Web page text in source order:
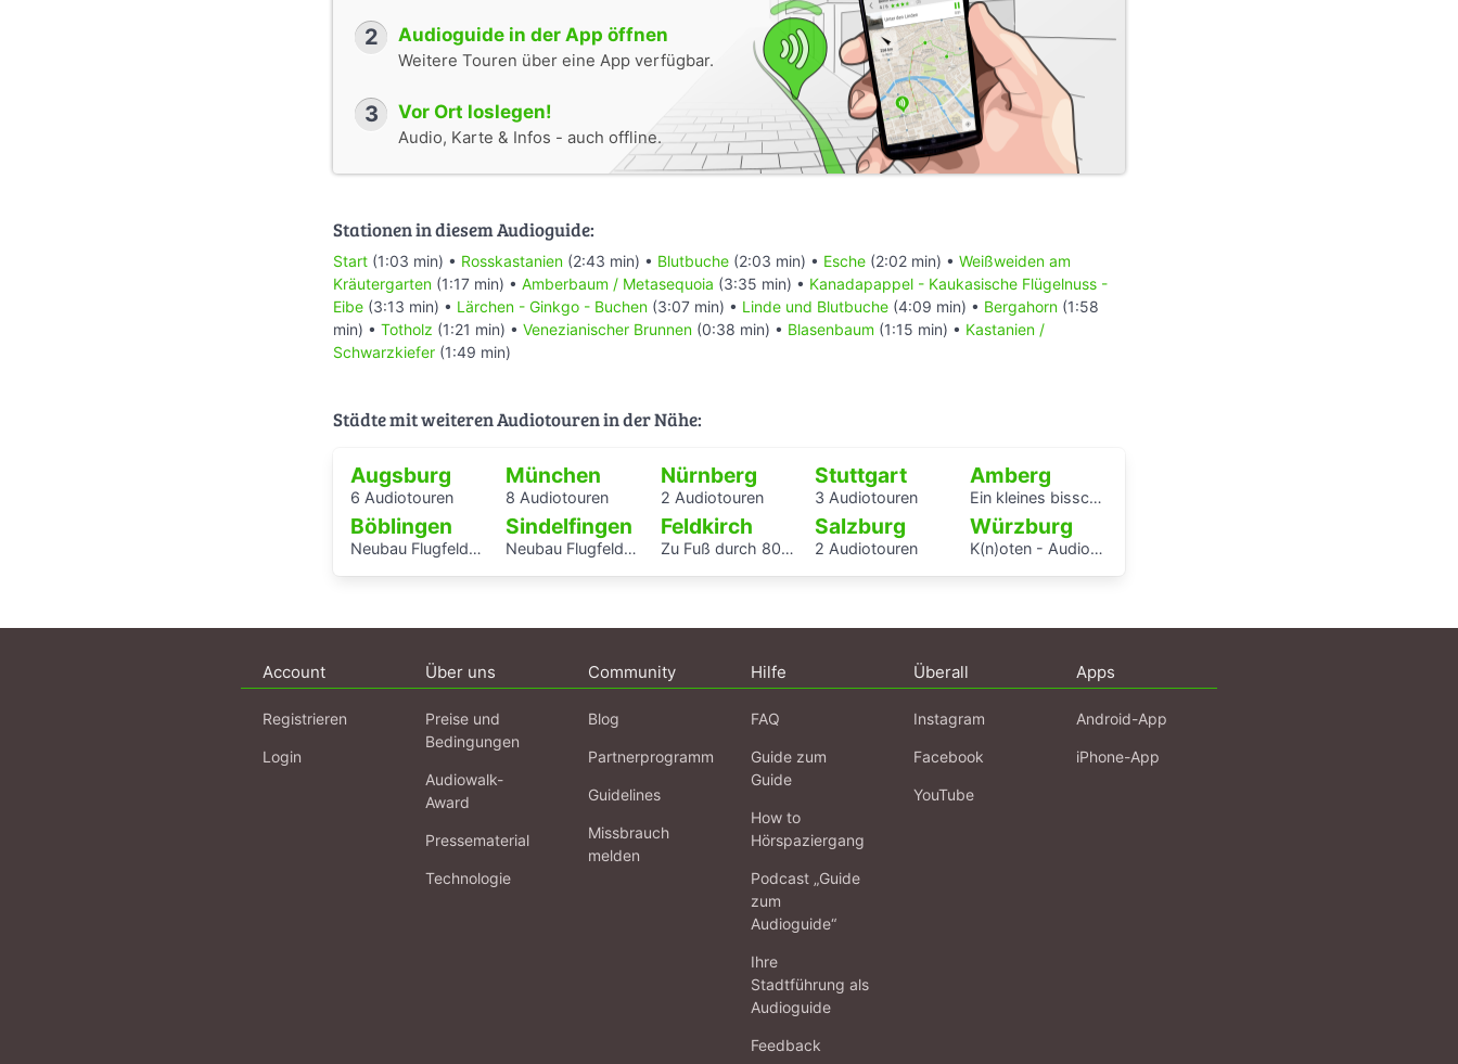
2 Audioguide in der App öffnen
Weitere Touren über eine App verfügbar.
3 Vor Ort loslegen!
Audio, Karte & Infos - auch offline.
Stationen in diesem Audioguide:
Start (1:03 min) • Rosskastanien (2:43 min) • Blutbuche (2:03 min) • Esche (2:02 min) • Weißweiden am
Kräutergarten (1:17 min) • Amberbaum / Metasequoia (3:35 min) • Kanadapappel - Kaukasische Flügelnuss -
Eibe (3:13 min) • Lärchen - Ginkgo - Buchen (3:07 min) • Linde und Blutbuche (4:09 min) • Bergahorn (1:58
min) • Totholz (1:21 min) • Venezianischer Brunnen (0:38 min) • Blasenbaum (1:15 min) • Kastanien /
Schwarzkiefer (1:49 min)
Städte mit weiteren Audiotouren in der Nähe:
Augsburg
6 Audiotouren
München
8 Audiotouren
Nürnberg
2 Audiotouren
Stuttgart
3 Audiotouren
Amberg
Ein kleines bisschen Amberger Stadtgeschichte
Böblingen
Neubau Flugfeldklinikum - Erlebe das Krankenhaus von morgen
Sindelfingen
Neubau Flugfeldklinikum - Erlebe das Krankenhaus von morgen
Feldkirch
Zu Fuß durch 800 Jahre Feldkirch
Salzburg
2 Audiotouren
Würzburg
K(n)oten - Audiowalks zu den Wasserflüssen der Stadt
Account
Registrieren
Login
Über uns
Preise und
Bedingungen
Audiowalk-
Award
Pressematerial
Technologie
Community
Blog
Partnerprogramm
Guidelines
Missbrauch
melden
Hilfe
FAQ
Guide zum
Guide
How to
Hörspaziergang
Podcast „Guide
zum
Audioguide“
Ihre
Stadtführung als
Audioguide
Feedback
Überall
Instagram
Facebook
YouTube
Apps
Android-App
iPhone-App